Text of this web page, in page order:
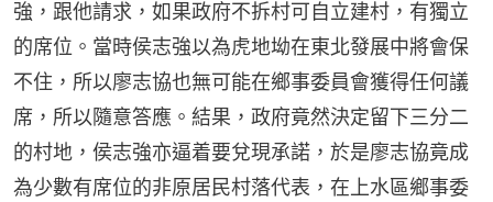
強，跟他請求，如果政府不拆村可自立建村，有獨立
的席位。當時侯志強以為虎地坳在東北發展中將會保
不住，所以廖志協也無可能在鄉事委員會獲得任何議
席，所以隨意答應。結果，政府竟然決定留下三分二
的村地，侯志強亦逼着要兌現承諾，於是廖志協竟成
為少數有席位的非原居民村落代表，在上水區鄉事委